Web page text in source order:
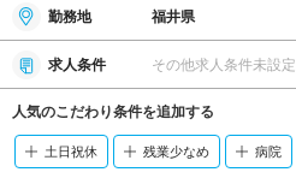
勤務地 福井県
求人条件 その他求人条件未設定
人気のこだわり条件を追加する
土日祝休 残業少なめ 病院